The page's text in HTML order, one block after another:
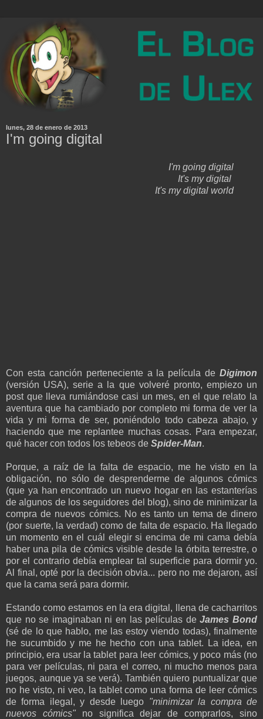
lunes, 28 de enero de 2013
I'm going digital
I'm going digital
It's my digital
It's my digital world
Con esta canción perteneciente a la película de Digimon
(versión USA), serie a la que volveré pronto, empiezo un
post que lleva rumiándose casi un mes, en el que relato la
aventura que ha cambiado por completo mi forma de ver la
vida y mi forma de ser, poniéndolo todo cabeza abajo, y
haciendo que me replantee muchas cosas. Para empezar,
qué hacer con todos los tebeos de Spider-Man.
Porque, a raíz de la falta de espacio, me he visto en la
obligación, no sólo de desprenderme de algunos cómics
(que ya han encontrado un nuevo hogar en las estanterías
de algunos de los seguidores del blog), sino de minimizar la
compra de nuevos cómics. No es tanto un tema de dinero
(por suerte, la verdad) como de falta de espacio. Ha llegado
un momento en el cuál elegir si encima de mi cama debía
haber una pila de cómics visible desde la órbita terrestre, o
por el contrario debía emplear tal superficie para dormir yo.
Al final, opté por la decisión obvia... pero no me dejaron, así
que la cama será para dormir.
Estando como estamos en la era digital, llena de cacharritos
que no se imaginaban ni en las películas deJames Bond
(sé de lo que hablo, me las estoy viendo todas), finalmente
he sucumbido y me he hecho con una tablet. La idea, en
principio, era usar la tablet para leer cómics, y poco más (no
para ver películas, ni para el correo, ni mucho menos para
juegos, aunque ya se verá). También quiero puntualizar que
no he visto, ni veo, la tablet como una forma de leer cómics
de forma ilegal, y desde luego "minimizar la compra de
nuevos cómics"no significa dejar de comprarlos, sino